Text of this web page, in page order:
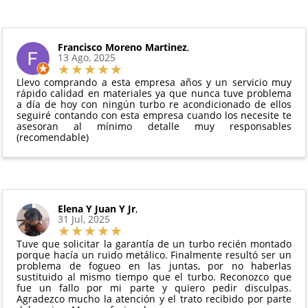
y compresores de aire acondicionado.
Todas nuestras garantías cumplen con la legislación
vigente. Consulta nuestras
para más información.
pedido.
El productono debe haber sido montado ni
manipulado
Debe devolverse en su
perfectas condiciones
Francisco Moreno Martinez,
13 Ago, 2025
Llevo comprando a esta empresa años y un servicio muy
rápido calidad en materiales ya que nunca tuve problema
a día de hoy con ningún turbo re acondicionado de ellos
seguiré contando con esta empresa cuando los necesite te
asesoran al mínimo detalle muy responsables
(recomendable)
Elena Y Juan Y Jr,
31 Jul, 2025
Tuve que solicitar la garantía de un turbo recién montado
porque hacía un ruido metálico. Finalmente resultó ser un
problema de fogueo en las juntas, por no haberlas
sustituido al mismo tiempo que el turbo. Reconozco que
fue un fallo por mi parte y quiero pedir disculpas.
Agradezco mucho la atención y el trato recibido por parte